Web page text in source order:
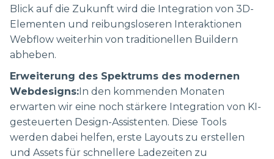
Blick auf die Zukunft wird die Integration von 3D-
Elementen und reibungsloseren Interaktionen
Webflow weiterhin von traditionellen Buildern
abheben.
Erweiterung des Spektrums des modernen
Webdesigns:In den kommenden Monaten
erwarten wir eine noch stärkere Integration von KI-
gesteuerten Design-Assistenten. Diese Tools
werden dabei helfen, erste Layouts zu erstellen
und Assets für schnellere Ladezeiten zu